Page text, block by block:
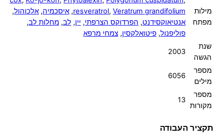
מילות
מפתח
resveratrol, Veratrum grandifolium
, איסכמיה, אלכוהול,
אנטיאוקסידנט, הפרדוקס הצרפתי, יין, לב, מחלות לב,
פוליפנול, פיטואלקסין, צמחי מרפא
שנת
הגשה
2003
מספר
מילים
6056
מספר
מקורות
13
תקציר העבודה